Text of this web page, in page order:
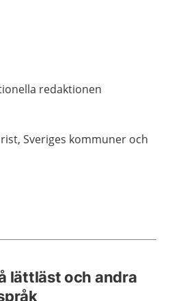
redaktionen
Sveriges kommuner och
lättläst och andra